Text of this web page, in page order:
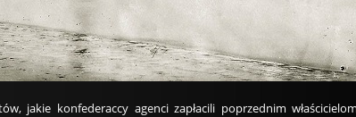
jakie konfederaccy agenci zapłacili poprzednim